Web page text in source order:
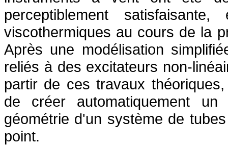
perceptiblement
viscothermiques au cours de la
Après une modélisation
reliés à des excitateurs non-
partir de ces travaux
de créer automatiquement un
géométrie d'un système de
point.